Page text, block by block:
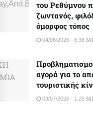
του Ρεθύμνου
ζωντανός,
όμορφος τόπος
04/08/2026 - 6:38
αγορά για το
τουριστικής
09/07/2026 - 1:25